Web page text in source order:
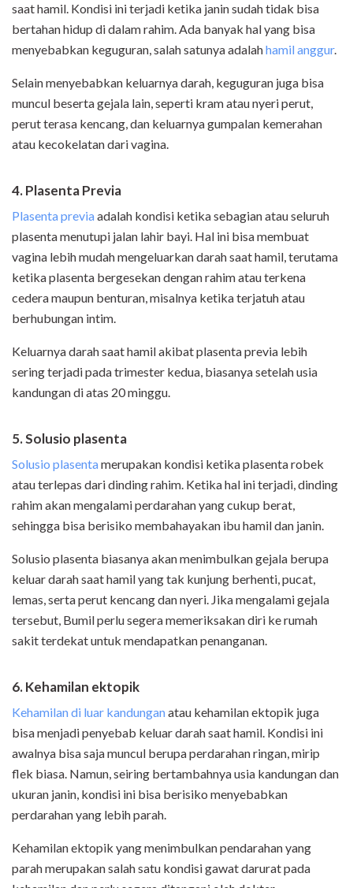
saat hamil. Kondisi ini terjadi ketika janin sudah tidak bisa
bertahan hidup di dalam rahim. Ada banyak hal yang bisa
menyebabkan keguguran, salah satunya adalahhamil anggur.
Selain menyebabkan keluarnya darah, keguguran juga bisa
muncul beserta gejala lain, seperti kram atau nyeri perut,
perut terasa kencang, dan keluarnya gumpalan kemerahan
atau kecokelatan dari vagina.
4. Plasenta Previa
Plasenta previaadalah kondisi ketika sebagian atau seluruh
plasenta menutupi jalan lahir bayi. Hal ini bisa membuat
vagina lebih mudah mengeluarkan darah saat hamil, terutama
ketika plasenta bergesekan dengan rahim atau terkena
cedera maupun benturan, misalnya ketika terjatuh atau
berhubungan intim.
Keluarnya darah saat hamil akibat plasenta previa lebih
sering terjadi pada trimester kedua, biasanya setelah usia
kandungan di atas 20 minggu.
5. Solusio plasenta
Solusio plasentamerupakan kondisi ketika plasenta robek
atau terlepas dari dinding rahim. Ketika hal ini terjadi, dinding
rahim akan mengalami perdarahan yang cukup berat,
sehingga bisa berisiko membahayakan ibu hamil dan janin.
Solusio plasenta biasanya akan menimbulkan gejala berupa
keluar darah saat hamil yang tak kunjung berhenti, pucat,
lemas, serta perut kencang dan nyeri. Jika mengalami gejala
tersebut, Bumil perlu segera memeriksakan diri ke rumah
sakit terdekat untuk mendapatkan penanganan.
6. Kehamilan ektopik
Kehamilan di luar kandunganatau kehamilan ektopik juga
bisa menjadi penyebab keluar darah saat hamil. Kondisi ini
awalnya bisa saja muncul berupa perdarahan ringan, mirip
flek biasa. Namun, seiring bertambahnya usia kandungan dan
ukuran janin, kondisi ini bisa berisiko menyebabkan
perdarahan yang lebih parah.
Kehamilan ektopik yang menimbulkan pendarahan yang
parah merupakan salah satu kondisi gawat darurat pada